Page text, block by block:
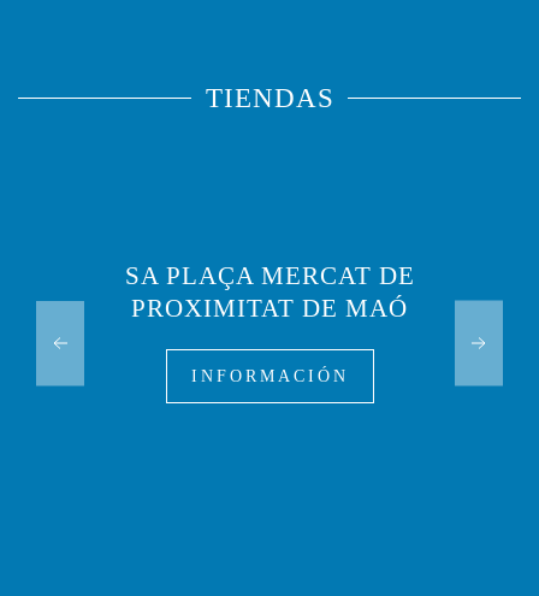
TIENDAS
SA PLAÇA MERCAT DE
PROXIMITAT DE MAÓ
INFORMACIÓN